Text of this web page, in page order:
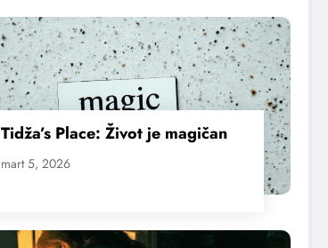
Tidža’s Place: Život je magičan
mart 5, 2026